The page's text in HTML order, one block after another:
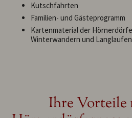
Kutschfahrten
Familien- und Gästeprogramm
Kartenmaterial der
Winterwandern und Langlaufen
Ihre Vorteile